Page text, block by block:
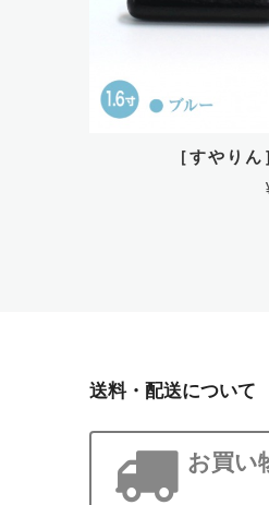
［すやり
送料・配送について
お買い